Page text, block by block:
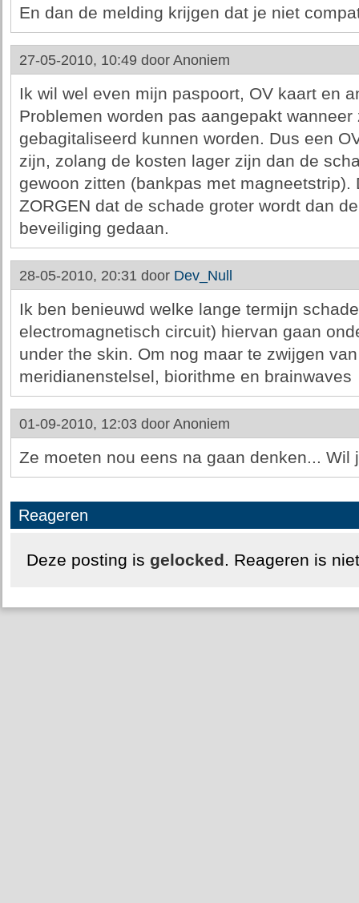
En dan de melding krijgen dat je niet
27-05-2010, 10:49 door Anoniem
Ik wil wel even mijn paspoort, OV kaart en
Problemen worden pas aangepakt
gebagitaliseerd kunnen worden. Dus een
zijn, zolang de kosten lager zijn dan de
gewoon zitten (bankpas met
ZORGEN dat de schade groter wordt dan
beveiliging gedaan.
28-05-2010, 20:31 door Dev_Null
Ik ben benieuwd welke lange termijn
electromagnetisch circuit) hiervan gaan
under the skin. Om nog maar te zwijgen
meridianenstelsel, biorithme en brainwaves
01-09-2010, 12:03 door Anoniem
Ze moeten nou eens na gaan denken... Wil
Reageren
Deze posting is gelocked. Reageren is